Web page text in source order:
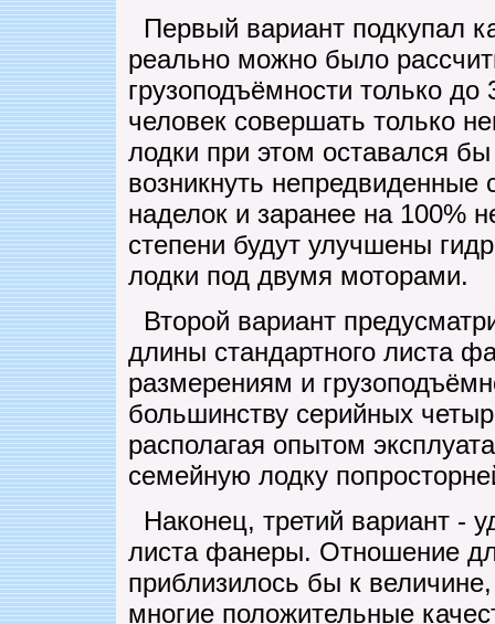
Первый вариант подкупал
реально можно было
грузоподъёмности только
человек совершать только
лодки при этом оставался
возникнуть непредвиденные
наделок и заранее на 100%
степени будут улучшены
лодки под двумя моторами.
Второй вариант
длины стандартного листа
размерениям и
большинству серийных
располагая опытом
семейную лодку
Наконец, третий вариант -
листа фанеры. Отношение
приблизилось бы к
многие положительные